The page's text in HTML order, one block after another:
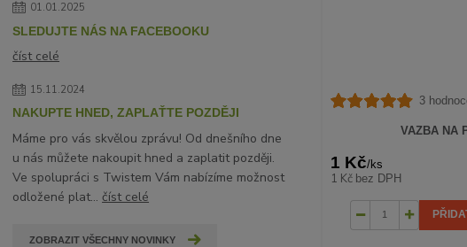
01.01.2025
SLEDUJTE NÁS NA FACEBOOKU
číst celé
15.11.2024
NAKUPTE HNED, ZAPLAŤTE POZDĚJI
Máme pro vás skvělou zprávu! Od dnešního dne
u nás můžete nakoupit hned a zaplatit později.
Ve spolupráci s Twistem Vám nabízíme možnost
odložené plat...číst celé
ZOBRAZIT VŠECHNY NOVINKY
3
VAZBA NA
1 Kč/ks
1 Kč bez DPH